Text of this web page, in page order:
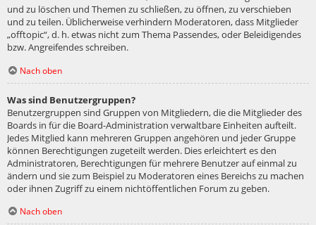
und zu löschen und Themen zu schließen, zu öffnen, zu verschieben
und zu teilen. Üblicherweise verhindern Moderatoren, dass Mitglieder
„offtopic“, d. h. etwas nicht zum Thema Passendes, oder Beleidigendes
bzw. Angreifendes schreiben.
Nach oben
Was sind Benutzergruppen?
Benutzergruppen sind Gruppen von Mitgliedern, die die Mitglieder des
Boards in für die Board-Administration verwaltbare Einheiten aufteilt.
Jedes Mitglied kann mehreren Gruppen angehören und jeder Gruppe
können Berechtigungen zugeteilt werden. Dies erleichtert es den
Administratoren, Berechtigungen für mehrere Benutzer auf einmal zu
ändern und sie zum Beispiel zu Moderatoren eines Bereichs zu machen
oder ihnen Zugriff zu einem nichtöffentlichen Forum zu geben.
Nach oben